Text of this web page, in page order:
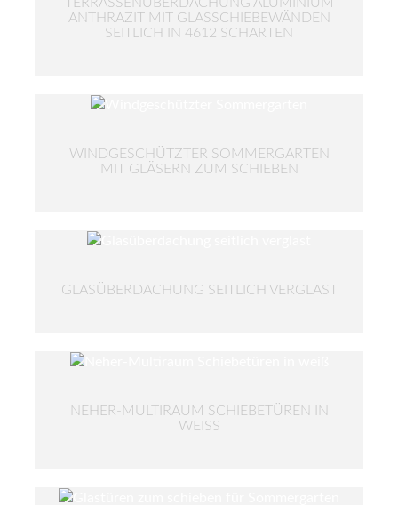
ANTHRAZIT MIT GLASSCHIEBEWÄNDEN
SEITLICH IN 4612 SCHARTEN
WINDGESCHÜTZTER SOMMERGARTEN
MIT GLÄSERN ZUM SCHIEBEN
GLASÜBERDACHUNG SEITLICH VERGLAST
NEHER-MULTIRAUM SCHIEBETÜREN IN
WEISS